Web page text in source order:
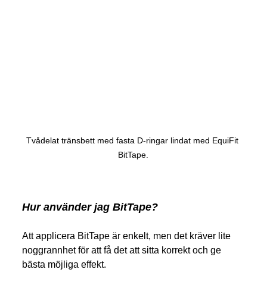
Tvådelat tränsbett med fasta D-ringar lindat med EquiFit
BitTape.
Hur använder jag BitTape?
Att applicera BitTape är enkelt, men det kräver lite
noggrannhet för att få det att sitta korrekt och ge
bästa möjliga effekt.